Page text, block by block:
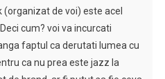
(organizat de voi) este acel
cum? voi va incurcati
faptul ca derutati lumea cu
ca nu prea este jazz la